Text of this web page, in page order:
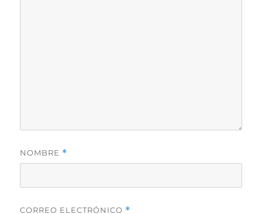
NOMBRE *
CORREO ELECTRÓNICO *